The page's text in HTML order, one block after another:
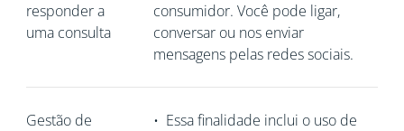
responder a
uma consulta
consumidor. Você pode ligar,
conversar ou nos enviar
mensagens pelas redes sociais.
Gestão de
• Essa finalidade inclui o uso de